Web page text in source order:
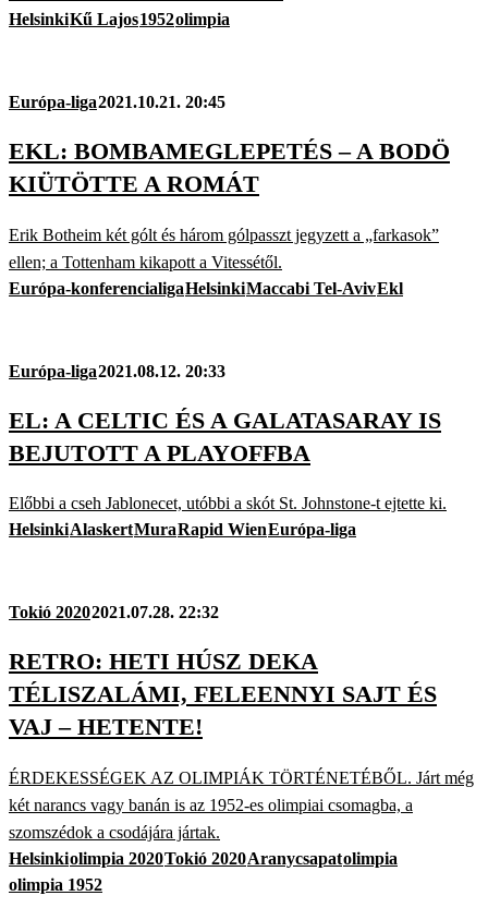
HelsinkiKű Lajos1952olimpia
Európa-liga2021.10.21. 20:45
EKL: BOMBAMEGLEPETÉS – A BODÖ
KIÜTÖTTE A ROMÁT
Erik Botheim két gólt és három gólpasszt jegyzett a „farkasok”
ellen; a Tottenham kikapott a Vitessétől.
Európa-konferencialigaHelsinkiMaccabi Tel-AvivEkl
Európa-liga2021.08.12. 20:33
EL: A CELTIC ÉS A GALATASARAY IS
BEJUTOTT A PLAYOFFBA
Előbbi a cseh Jablonecet, utóbbi a skót St. Johnstone-t ejtette ki.
HelsinkiAlaskertMuraRapid WienEurópa-liga
Tokió 20202021.07.28. 22:32
RETRO: HETI HÚSZ DEKA
TÉLISZALÁMI, FELEENNYI SAJT ÉS
VAJ – HETENTE!
ÉRDEKESSÉGEK AZ OLIMPIÁK TÖRTÉNETÉBŐL. Járt még
két narancs vagy banán is az 1952-es olimpiai csomagba, a
szomszédok a csodájára jártak.
Helsinkiolimpia 2020Tokió 2020Aranycsapatolimpia
olimpia 1952